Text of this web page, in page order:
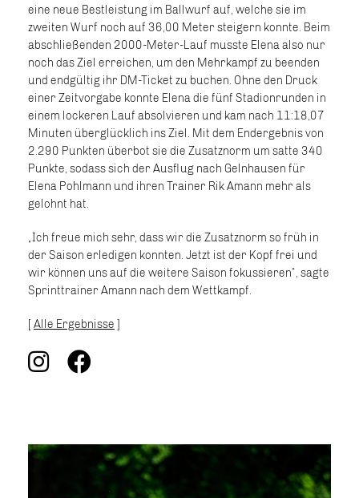
eine neue Bestleistung im Ballwurf auf, welche sie im
zweiten Wurf noch auf 36,00 Meter steigern konnte. Beim
abschließenden 2000-Meter-Lauf musste Elena also nur
noch das Ziel erreichen, um den Mehrkampf zu beenden
und endgültig ihr DM-Ticket zu buchen. Ohne den Druck
einer Zeitvorgabe konnte Elena die fünf Stadionrunden in
einem lockeren Lauf absolvieren und kam nach 11:18,07
Minuten überglücklich ins Ziel. Mit dem Endergebnis von
2.290 Punkten überbot sie die Zusatznorm um satte 340
Punkte, sodass sich der Ausflug nach Gelnhausen für
Elena Pohlmann und ihren Trainer Rik Amann mehr als
gelohnt hat.
„Ich freue mich sehr, dass wir die Zusatznorm so früh in
der Saison erledigen konnten. Jetzt ist der Kopf frei und
wir können uns auf die weitere Saison fokussieren“, sagte
Sprinttrainer Amann nach dem Wettkampf.
[Alle Ergebnisse ]